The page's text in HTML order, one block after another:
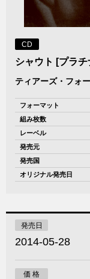
CD
シャウト [プラチ
ティアーズ・フォ
フォーマット
組み枚数
レーベル
発売元
発売国
オリジナル発売日
発売日
2014-05-28
価 格